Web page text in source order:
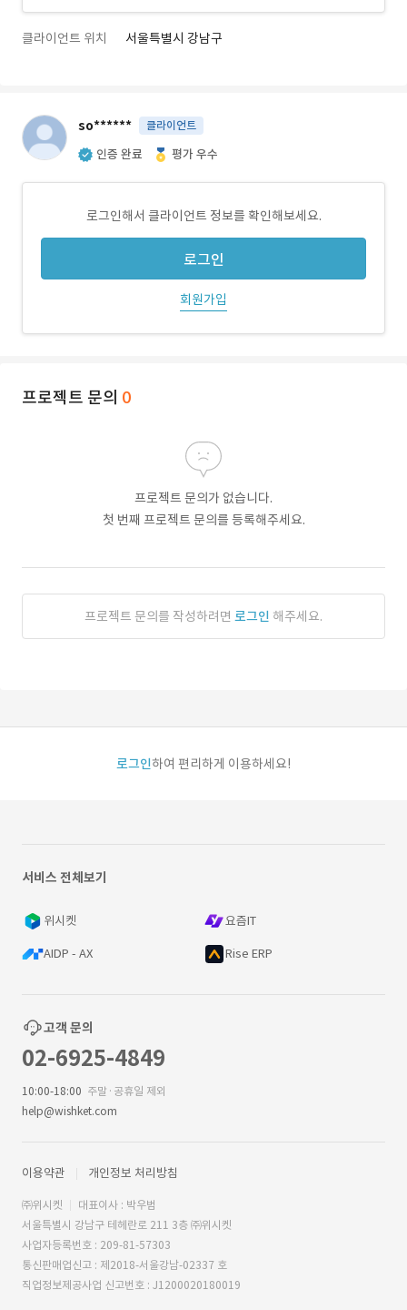
클라이언트 위치 서울특별시 강남구
so****** 클라이언트
인증 완료 평가 우수
로그인해서 클라이언트 정보를 확인해보세요.
로그인
회원가입
프로젝트 문의 0
프로젝트 문의가 없습니다.
첫 번째 프로젝트 문의를 등록해주세요.
프로젝트 문의를 작성하려면 로그인 해주세요.
로그인하여 편리하게 이용하세요!
서비스 전체보기
위시켓 요즘IT
AIDP - AX Rise ERP
고객 문의
02-6925-4849
10:00-18:00 주말·공휴일 제외
help@wishket.com
이용약관 개인정보 처리방침
㈜위시켓
대표이사 : 박우범
서울특별시 강남구 테헤란로 211 3층 ㈜위시켓
사업자등록번호 : 209-81-57303
통신판매업신고 : 제2018-서울강남-02337 호
직업정보제공사업 신고번호 : J1200020180019